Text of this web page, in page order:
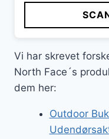
Vi har skrevet
North Face´s
dem her:
Outdoor